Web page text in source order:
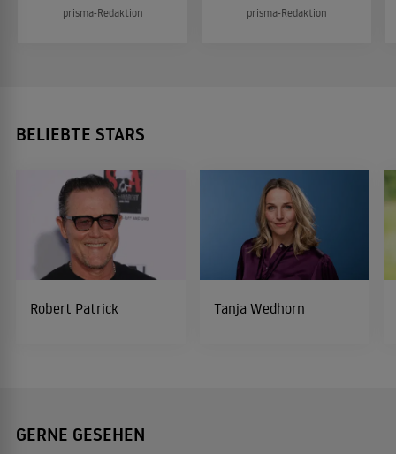
prisma-Redaktion prisma-Redaktion
BELIEBTE STARS
Robert Patrick Tanja Wedhorn
GERNE GESEHEN